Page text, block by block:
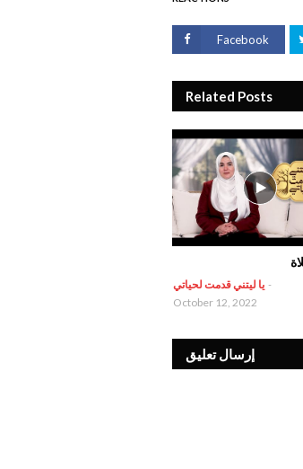
Facebook
Related Posts
يا ليتني قدمت لحياتي -
October 12, 2022
إرسال تعليق